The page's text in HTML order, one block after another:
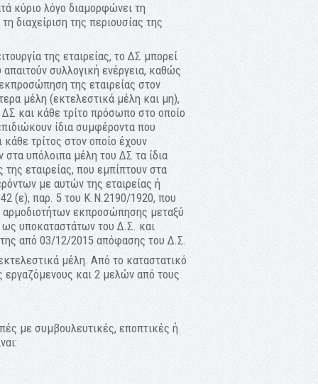
κύριο λόγο διαμορφώνει τη
διαχείριση της περιουσίας της
της εταιρείας, το ΔΣ μπορεί
συλλογική ενέργεια, καθώς
της εταιρείας στον
μέλη (εκτελεστικά μέλη και μη),
και κάθε τρίτο πρόσωπο στο οποίο
ίδια συμφέροντα που
τρίτος στον οποίο έχουν
στα υπόλοιπα μέλη του ΔΣ τα ίδια
εταιρείας, που εμπίπτουν στα
με αυτών της εταιρείας ή
(ε), παρ. 5 του Κ.Ν.2190/1920, που
εκπροσώπησης μεταξύ
ως υποκαταστάτων του Δ.Σ. και
από 03/12/2015 απόφασης του Δ.Σ.
μέλη. Από το καταστατικό
εργαζόμενους και 2 μελών από τους
με συμβουλευτικές, εποπτικές ή